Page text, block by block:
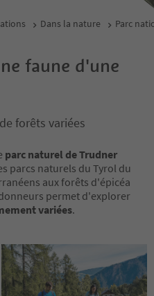
Dans la nature Parc
faune d'une
forêts variées
parc naturel de Trudner
parcs naturels du Tyrol du
aux forêts d'épicéa
permet d'explorer
variées.